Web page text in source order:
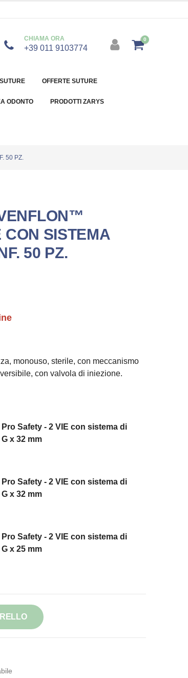
CHIAMA ORA
+39 011 9103774
0
OFFERTE SUTURE
ODONTO PRODOTTI ZARYS
50 PZ.
CON SISTEMA
50 PZ.
monouso, sterile, con meccanismo
con valvola di iniezione.
Safety - 2 VIE con sistema di
x 32 mm
Safety - 2 VIE con sistema di
x 32 mm
Safety - 2 VIE con sistema di
x 25 mm